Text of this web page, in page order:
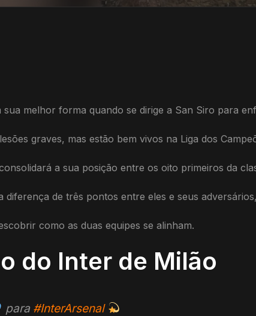
sua melhor forma quando se dirige a San Siro para
graves, mas estão bem vivos na Liga dos
a sua posição entre os oito primeiros da
diferença de três pontos entre eles e seus
como as duas equipes se alinham.
do Inter de Milão
para #InterArsenal